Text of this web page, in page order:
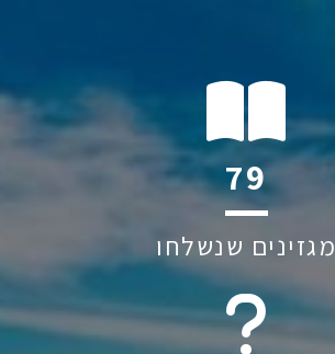
114
מגזינים שנשלחו